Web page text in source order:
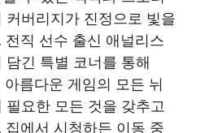
커버리지가 진정으로 빛을
전직 선수 출신 애널리스
담긴 특별 코너를 통해
름다운 게임의 모든 뉘
필요한 모든 것을 갖추고
집에서 시청하든 이동 중